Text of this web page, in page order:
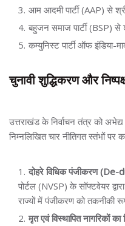
आम आदमी पार्टी (AAP) से
बहुजन समाज पार्टी (BSP) से
कम्युनिस्ट पार्टी ऑफ
चुनावी शुद्धिकरण और
उत्तराखंड के निर्वाचन तंत्र को
निम्नलिखित चार नीतिगत स्तंभों पर
दोहरे विधिक पंजीकरण (De-
पोर्टल (NVSP) के सॉफ्टवेयर
राज्यों में पंजीकरण को तकनीकी
मृत एवं विस्थापित नागरिकों का